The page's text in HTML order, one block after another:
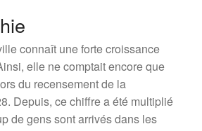
connaît une forte croissance
elle ne comptait encore que
du recensement de la
Depuis, ce chiffre a été multiplié
de gens sont arrivés dans les